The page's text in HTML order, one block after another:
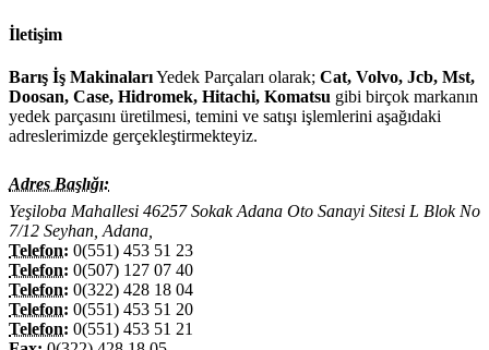
İletişim
Barış İş MakinalarıYedek Parçaları olarak; Cat, Volvo, Jcb, Mst,
Doosan, Case, Hidromek, Hitachi, Komatsu gibi birçok markanın
yedek parçasını üretilmesi, temini ve satışı işlemlerini aşağıdaki
adreslerimizde gerçekleştirmekteyiz.
Adres Başlığı:
Yeşiloba Mahallesi 46257 Sokak Adana Oto Sanayi Sitesi L Blok No
7/12 Seyhan, Adana,
Telefon: 0(551) 453 51 23
Telefon: 0(507) 127 07 40
Telefon: 0(322) 428 18 04
Telefon: 0(551) 453 51 20
Telefon: 0(551) 453 51 21